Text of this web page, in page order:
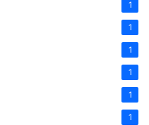
1
1
1
1
1
1